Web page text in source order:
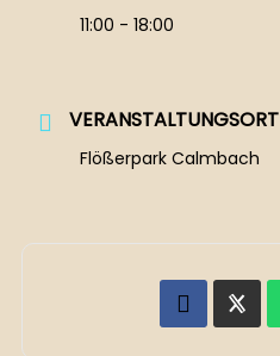
11:00 - 18:00
VERANSTALTUNGSORT
Flößerpark Calmbach